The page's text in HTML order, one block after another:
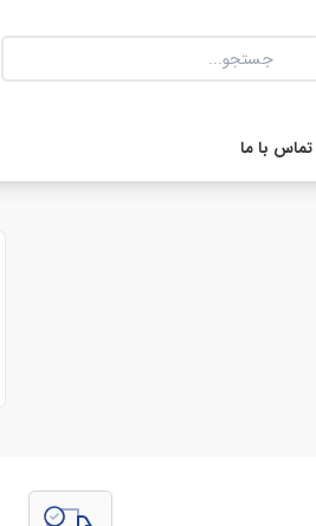
تماس با ما